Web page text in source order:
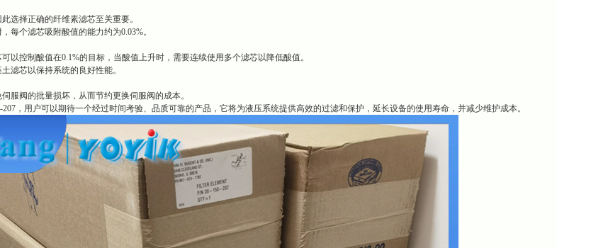
选择正确的纤维素滤芯至关重要。
每个滤芯吸附酸值的能力约为0.03%。
以控制酸值在0.1%的目标，当酸值上升时，需要连续使用多个滤芯以降低酸值。
滤芯以保持系统的良好性能。
服阀的批量损坏，从而节约更换伺服阀的成本。
207，用户可以期待一个经过时间考验、品质可靠的产品，它将为液压系统提供高效的过滤和保护，延长设备的使用寿命，并减少维护成本。